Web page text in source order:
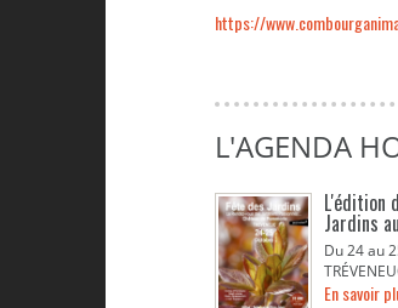
https://
L'AGENDA
L'édition
Jardins
Du 24 au
En savoir